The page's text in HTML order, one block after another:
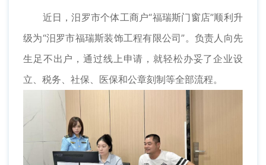
近日，汨罗市个体工商户“福瑞斯门窗店”顺利升
级为“汨罗市福瑞斯装饰工程有限公司”。负责人向先
生足不出户，通过线上申请，就轻松办妥了企业设
立、税务、社保、医保和公章刻制等全部流程。